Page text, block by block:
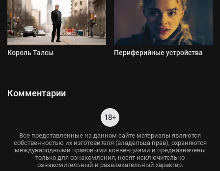
Король Талсы Периферийные устройства
Комментарии
18+
Все представленные на данном сайте материалы являются
собственностью их изготовителя (владельца прав), охраняются
международными правовыми конвенциями и предназначены
только для ознакомления, носят исключительно
ознакомительный и развлекательный характер.